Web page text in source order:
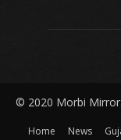
© 2020 Morbi
Home News